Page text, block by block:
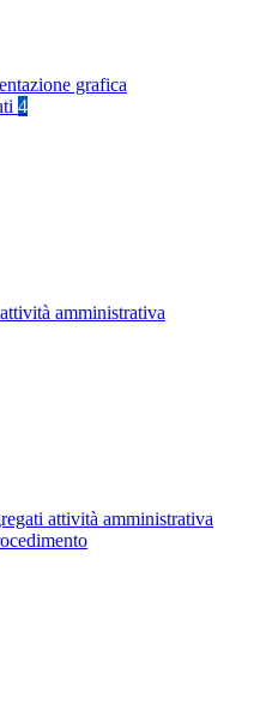
grafica
4
amministrativa
attività amministrativa